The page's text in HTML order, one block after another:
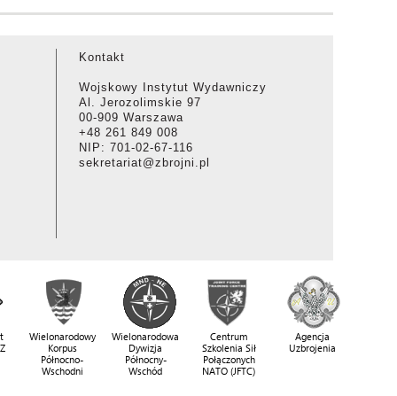
Kontakt
Wojskowy Instytut Wydawniczy
Al. Jerozolimskie 97
00-909 Warszawa
+48 261 849 008
NIP: 701-02-67-116
sekretariat@zbrojni.pl
Wielonarodowy
Korpus
Północno-
Wschodni
Wielonarodowa
Dywizja
Północny-
Wschód
Centrum
Szkolenia Sił
Połączonych
NATO (JFTC)
Agencja
Uzbrojenia